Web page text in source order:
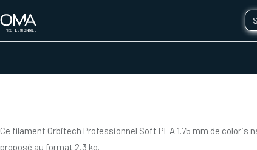
Ce filament Orbitech Professionnel Soft PLA 1.75 mm de coloris
proposé au format 2,3 kg.